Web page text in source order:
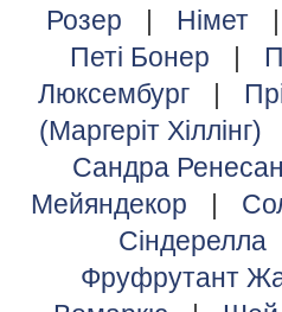
Розер
| Німет
Петі Бонер
|
Люксембург
|
(Маргеріт Хіллінг)
Сандра
Мейяндекор
|
Сіндерелла
Фруфрутант